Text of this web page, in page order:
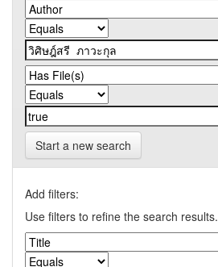
Start a new search
Add filters:
Use filters to refine the search results.